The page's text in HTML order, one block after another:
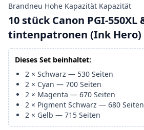
Brandneu Hohe Kapazität Kapazität
10 stück Canon PGI-550XL
tintenpatronen (Ink Hero)
Dieses Set beinhaltet:
2 ×Schwarz — 530 Seiten
2 × Cyan —700 Seiten
2 × Magenta —670 Seiten
2 × Pigment Schwarz —680 Seiten
2 × Gelb —715 Seiten